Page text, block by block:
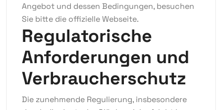
Angebot und dessen Bedingungen, besuchen
Sie bitte die offizielle Webseite.
Regulatorische
Anforderungen und
Verbraucherschutz
Die zunehmende Regulierung, insbesondere